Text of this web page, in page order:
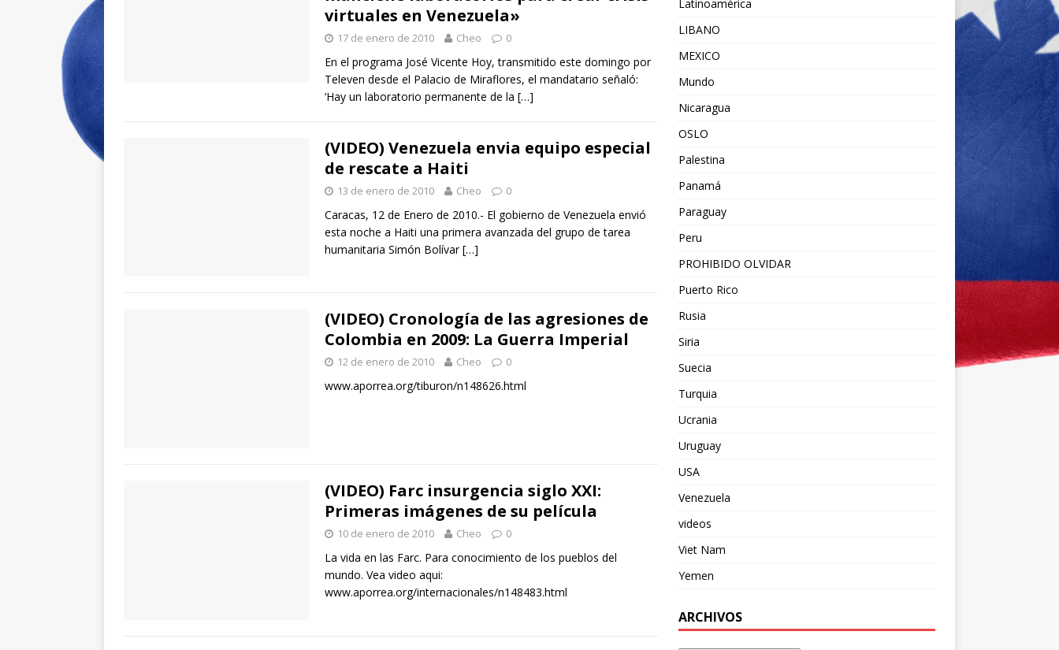
virtuales en Venezuela»
17 de enero de 2010 Cheo 0
En el programa José Vicente Hoy, transmitido este domingo por
Televen desde el Palacio de Miraflores, el mandatario señaló:
‘Hay un laboratorio permanente de la […]
(VIDEO) Venezuela envia equipo especial
de rescate a Haiti
13 de enero de 2010 Cheo 0
Caracas, 12 de Enero de 2010.- El gobierno de Venezuela envió
esta noche a Haiti una primera avanzada del grupo de tarea
humanitaria Simón Bolívar[…]
(VIDEO) Cronología de las agresiones de
Colombia en 2009: La Guerra Imperial
12 de enero de 2010 Cheo 0
www.aporrea.org/tiburon/n148626.html
(VIDEO) Farc insurgencia siglo XXI:
Primeras imágenes de su película
10 de enero de 2010 Cheo 0
La vida en las Farc. Para conocimiento de los pueblos del
mundo. Vea video aqui:
www.aporrea.org/internacionales/n148483.html
Latinoamérica
LIBANO
MEXICO
Mundo
Nicaragua
OSLO
Palestina
Panamá
Paraguay
Peru
PROHIBIDO OLVIDAR
Puerto Rico
Rusia
Siria
Suecia
Turquia
Ucrania
Uruguay
USA
Venezuela
videos
Viet Nam
Yemen
ARCHIVOS